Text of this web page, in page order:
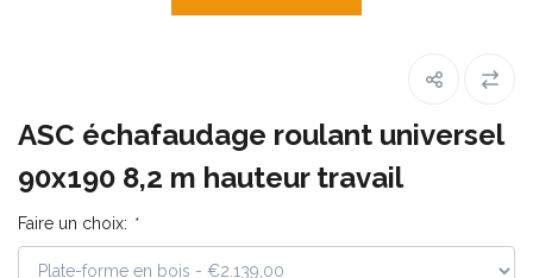
ASC échafaudage roulant universel
90x190 8,2 m hauteur travail
Faire un choix: *